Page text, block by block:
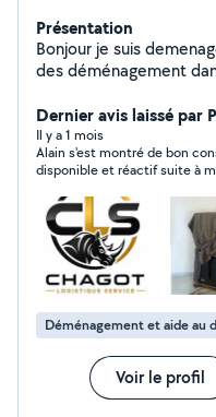
Présentation
Bonjour je suis
des déménagement
meubles et montage
Dernier avis laissé par
Il y a 1 mois
Alain s'est montré de bon
disponible et réactif suite à ma
Bonne
Déménagement et aide au
Voir le profil